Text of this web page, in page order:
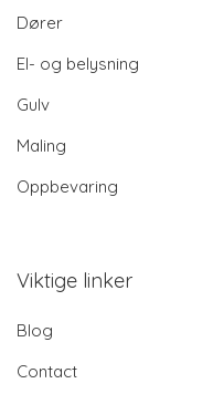
Dører
El- og belysning
Gulv
Maling
Oppbevaring
Viktige linker
Blog
Contact